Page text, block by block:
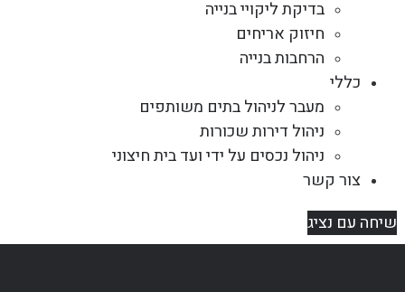
בדיקת ליקויי בנייה
חיזוק אריחים
הרחבות בנייה
כללי
מעבר לניהול בתים משותפים
ניהול דירות שכורות
ניהול נכסים על ידי ועד בית חיצוני
צור קשר
שיחה עם נציג